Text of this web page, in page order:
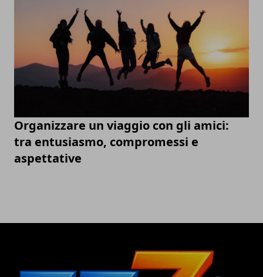
Organizzare un viaggio con gli amici:
tra entusiasmo, compromessi e
aspettative